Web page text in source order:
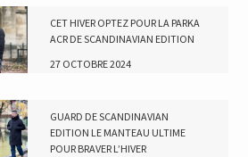
CET HIVER OPTEZ POUR LA PARKA
ACR DE SCANDINAVIAN EDITION
27 OCTOBRE 2024
GUARD DE SCANDINAVIAN
EDITION LE MANTEAU ULTIME
POUR BRAVER L’HIVER